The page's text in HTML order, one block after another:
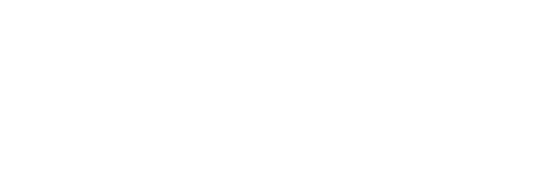
はありません。
品に未対応品が
年1月12日よ